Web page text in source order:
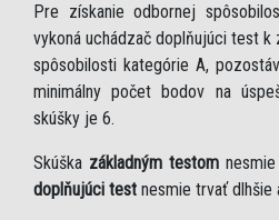
Pre získanie odbornej
vykoná uchádzač doplňujúci test k
spôsobilosti kategórie A,
minimálny počet bodov na
skúšky je 6.
Skúška základným testom
doplňujúci test nesmie trvať dlhšie